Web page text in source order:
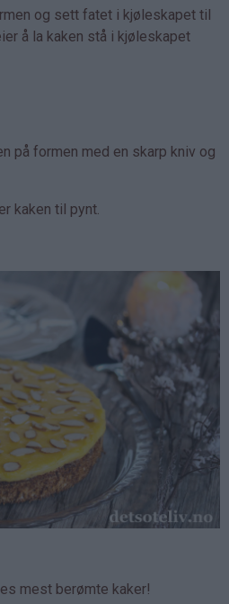
og sett fatet i kjøleskapet til
å la kaken stå i kjøleskapet
på formen med en skarp kniv og
kaken til pynt.
mest berømte kaker!